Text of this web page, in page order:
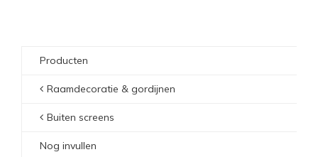
Producten
Raamdecoratie & gordijnen
Buiten screens
Nog invullen